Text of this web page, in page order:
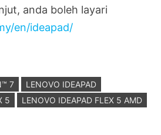
anda boleh layari
en/ideapad/
7
LENOVO IDEAPAD
5
LENOVO IDEAPAD FLEX 5 AMD